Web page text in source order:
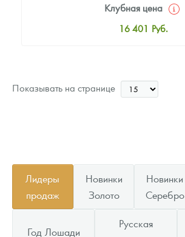
Клубная цена
16 401 Руб.
Цена выкупа
Звоните
Показывать на странице
Лидеры
продаж
Новинки
Золото
Новинки
Серебро
Год Лошади
Русская